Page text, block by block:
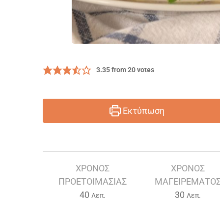
3.35from20votes
Εκτύπωση
ΧΡΌΝΟΣ
ΠΡΟΕΤΟΙΜΑΣΊΑΣ
40 Λεπτά
Λεπ.
ΧΡΌΝΟΣ
30Λεπτά
Λεπ.